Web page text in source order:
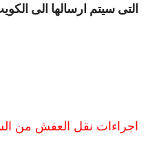
التى سيتم ارسالها الى
اجراءات نقل العفش من